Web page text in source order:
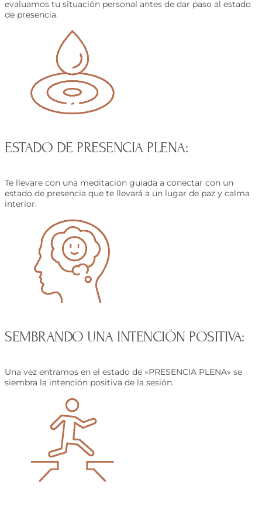
evaluamos tu situación personal antes de dar paso al estado
de presencia.
ESTADO DE PRESENCIA PLENA:
Te llevare con una meditación guiada a conectar con un
estado de presencia que te llevará a un lugar de paz y calma
interior.
SEMBRANDO UNA INTENCIÓN POSITIVA:
Una vez entramos en el estado de «PRESENCIA PLENA» se
siembra la intención positiva de la sesión.